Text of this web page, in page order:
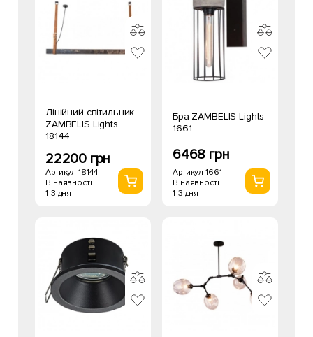
Лінійний світильник
ZAMBELIS Lights
18144
22200 грн
Артикул 18144
В наявності
1-3 дня
Бра ZAMBELIS Lights
1661
6468 грн
Артикул 1661
В наявності
1-3 дня